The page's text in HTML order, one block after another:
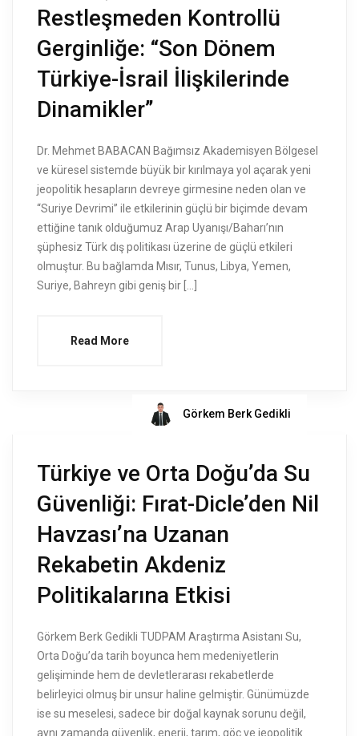
Restleşmeden Kontrollü
Gerginliğe: “Son Dönem
Türkiye-İsrail İlişkilerinde
Dinamikler”
Dr. Mehmet BABACAN Bağımsız Akademisyen Bölgesel
ve küresel sistemde büyük bir kırılmaya yol açarak yeni
jeopolitik hesapların devreye girmesine neden olan ve
“Suriye Devrimi” ile etkilerinin güçlü bir biçimde devam
ettiğine tanık olduğumuz Arap Uyanışı/Baharı’nın
şüphesiz Türk dış politikası üzerine de güçlü etkileri
olmuştur. Bu bağlamda Mısır, Tunus, Libya, Yemen,
Suriye, Bahreyn gibi geniş bir […]
Read More
Görkem Berk Gedikli
Türkiye ve Orta Doğu’da Su
Güvenliği: Fırat-Dicle’den Nil
Havzası’na Uzanan
Rekabetin Akdeniz
Politikalarına Etkisi
Görkem Berk Gedikli TUDPAM Araştırma Asistanı Su,
Orta Doğu’da tarih boyunca hem medeniyetlerin
gelişiminde hem de devletlerarası rekabetlerde
belirleyici olmuş bir unsur haline gelmiştir. Günümüzde
ise su meselesi, sadece bir doğal kaynak sorunu değil,
aynı zamanda güvenlik, enerji, tarım, göç ve jeopolitik